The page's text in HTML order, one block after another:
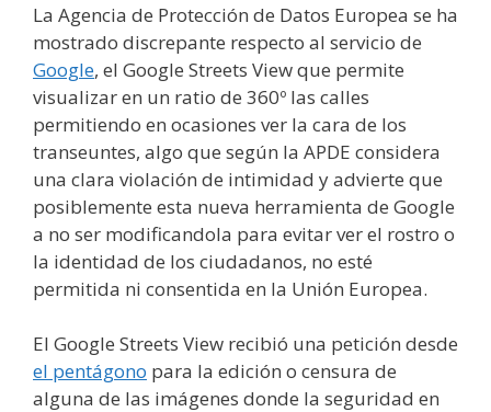
La Agencia de Protección de Datos Europea se ha
mostrado discrepante respecto al servicio de
Google, el Google Streets View que permite
visualizar en un ratio de 360º las calles
permitiendo en ocasiones ver la cara de los
transeuntes, algo que según la APDE considera
una clara violación de intimidad y advierte que
posiblemente esta nueva herramienta de Google
a no ser modificandola para evitar ver el rostro o
la identidad de los ciudadanos, no esté
permitida ni consentida en la Unión Europea.
El Google Streets View recibió una petición desde
el pentágono para la edición o censura de
alguna de las imágenes donde la seguridad en